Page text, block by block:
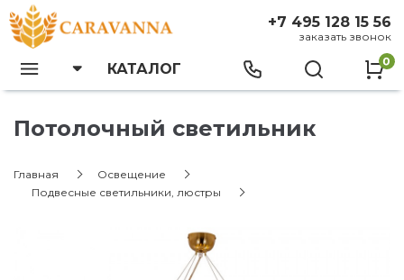
+7 495 128 15 56
заказать звонок
КАТАЛОГ 0
Потолочный светильник
Главная
Освещение
Подвесные светильники, люстры